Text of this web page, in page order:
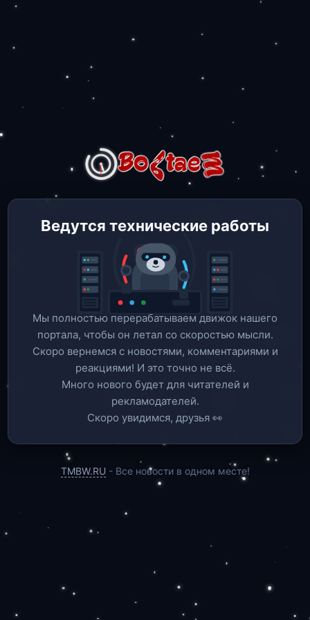
Ведутся технические работы
Мы полностью перерабатываем движок нашего
портала, чтобы он летал со скоростью мысли.
Скоро вернемся c новостями, комментариями и
реакциями! И это точно не всё.
Много нового будет для читателей и
рекламодателей.
Скоро увидимся, друзья 👀
TMBW.RU - Все новости в одном месте!